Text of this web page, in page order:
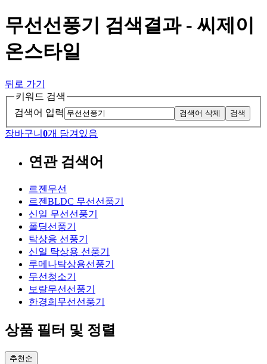
무선선풍기 검색결과 - 씨제이
온스타일
뒤로 가기
키워드 검색
검색어 입력
검색어 삭제 검색
장바구니 0개 담겨있음
연관 검색어
르젠무선
르젠BLDC 무선선풍기
신일 무선선풍기
폴딩선풍기
탁상용 선풍기
신일 탁상용 선풍기
루메나탁상용선풍기
무선청소기
보랄무선선풍기
한경희무선선풍기
상품 필터 및 정렬
추천순